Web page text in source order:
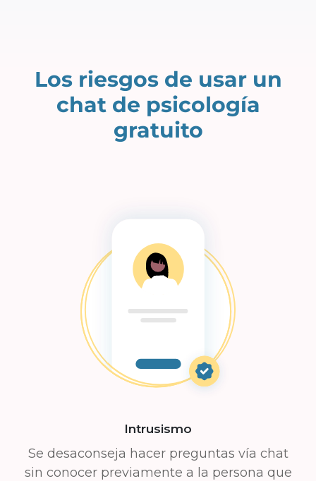
Los riesgos de usar un
chat de psicología
gratuito
Intrusismo
Se desaconseja hacer preguntas vía chat
sin conocer previamente a la persona que